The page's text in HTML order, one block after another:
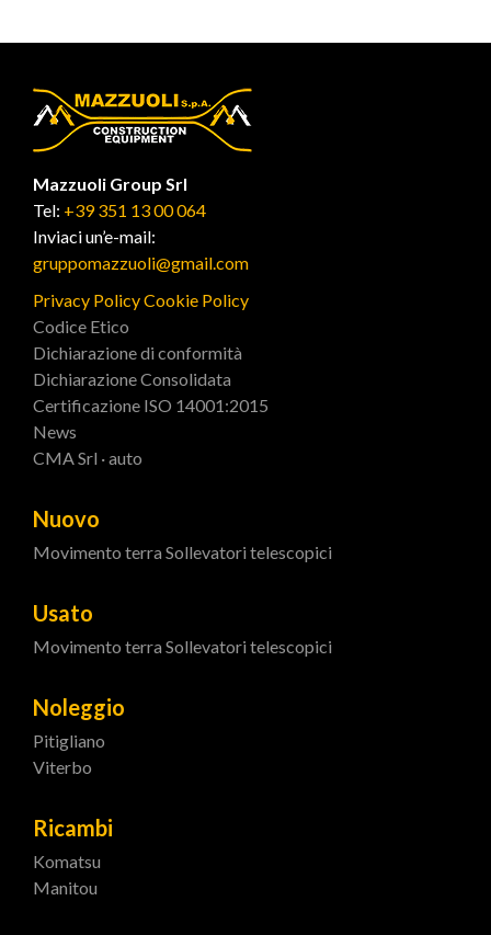
Mazzuoli Group Srl
Tel: +39 351 13 00 064
Inviaci un’e-mail:
gruppomazzuoli@gmail.com
Privacy PolicyCookie Policy
Codice Etico
Dichiarazione di conformità
Dichiarazione Consolidata
Certificazione ISO 14001:2015
News
CMA Srl · auto
Nuovo
Movimento terra Sollevatori telescopici
Usato
Movimento terra Sollevatori telescopici
Noleggio
Pitigliano
Viterbo
Ricambi
Komatsu
Manitou